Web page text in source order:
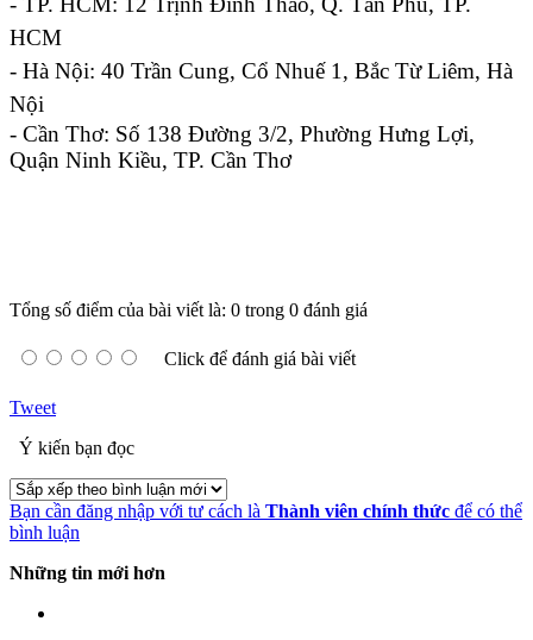
HCM
- Hà Nội: 40 Trần Cung, Cổ Nhuế 1, Bắc Từ Liêm, Hà
Nội
- Cần Thơ: Số 138 Đường 3/2, Phường Hưng Lợi,
Quận Ninh Kiều, TP. Cần Thơ
Tổng số điểm của bài viết là: 0 trong 0 đánh giá
Click để đánh giá bài viết
Tweet
Ý kiến bạn đọc
Bạn cần đăng nhập với tư cách là Thành viên chính thức để có thể
bình luận
Những tin mới hơn